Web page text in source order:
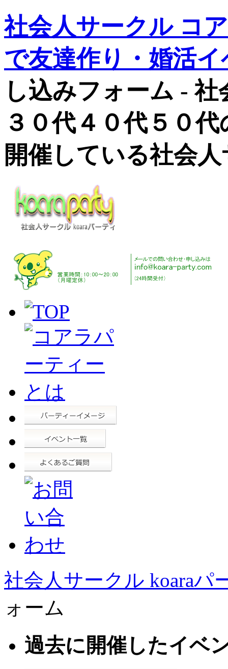
社会人サークル コ
で友達作り・婚活
し込みフォーム -
３０代４０代５０
開催している社会
社会人サークル koaraパ
ォーム
過去に開催したイベ